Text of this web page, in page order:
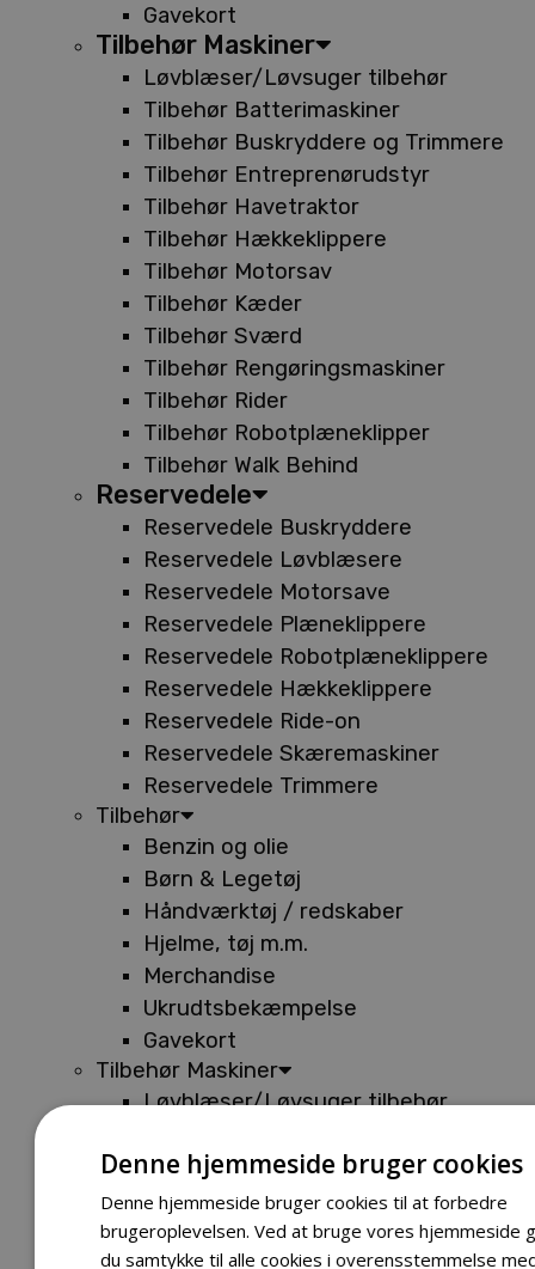
Gavekort
Tilbehør Maskiner
Løvblæser/Løvsuger tilbehør
Tilbehør Batterimaskiner
Tilbehør Buskryddere og Trimmere
Tilbehør Entreprenørudstyr
Tilbehør Havetraktor
Tilbehør Hækkeklippere
Tilbehør Motorsav
Tilbehør Kæder
Tilbehør Sværd
Tilbehør Rengøringsmaskiner
Tilbehør Rider
Tilbehør Robotplæneklipper
Tilbehør Walk Behind
Reservedele
Reservedele Buskryddere
Reservedele Løvblæsere
Reservedele Motorsave
Reservedele Plæneklippere
Reservedele Robotplæneklippere
Reservedele Hækkeklippere
Reservedele Ride-on
Reservedele Skæremaskiner
Reservedele Trimmere
Tilbehør
Benzin og olie
Børn & Legetøj
Håndværktøj / redskaber
Hjelme, tøj m.m.
Merchandise
Ukrudtsbekæmpelse
Gavekort
Tilbehør Maskiner
Løvblæser/Løvsuger tilbehør
Tilbehør Buskryddere og Trimmere
Tilbehør Entreprenørudstyr
Tilbehør Havetraktor
Tilbehør Hækkeklippere
Denne hjemmeside bruger cookies
Denne hjemmeside bruger cookies til at forbedre
brugeroplevelsen. Ved at bruge vores hjemmeside
du samtykke til alle cookies i overensstemmelse